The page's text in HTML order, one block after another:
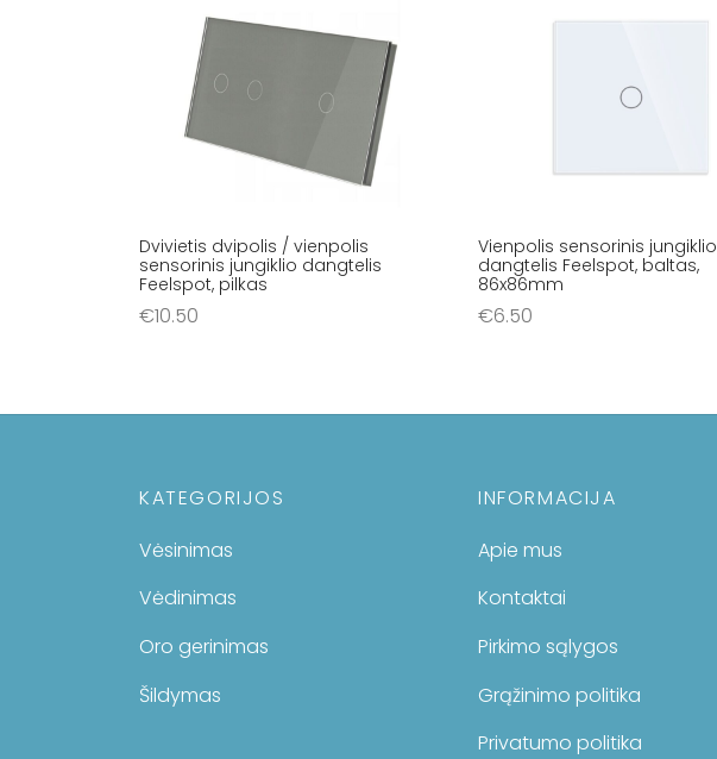
Dvivietis dvipolis / vienpolis
sensorinis jungiklio dangtelis
Feelspot, pilkas
€10.50
Vienpolis sensorinis jungiklio
dangtelis Feelspot, baltas,
86x86mm
€6.50
KATEGORIJOS
Vėsinimas
Vėdinimas
Oro gerinimas
Šildymas
INFORMACIJA
Apie mus
Kontaktai
Pirkimo sąlygos
Grąžinimo politika
Privatumo politika